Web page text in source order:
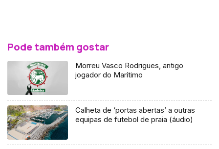
Pode também gostar
Morreu Vasco Rodrigues, antigo
jogador do Marítimo
Calheta de ‘portas abertas’ a outras
equipas de futebol de praia (áudio)